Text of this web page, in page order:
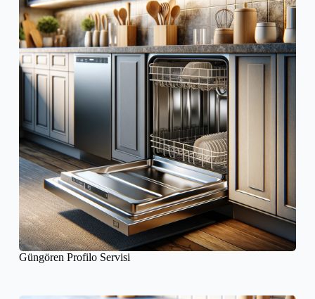
Güngören Profilo Servisi